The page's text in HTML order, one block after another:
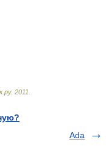
. 2011
Ada